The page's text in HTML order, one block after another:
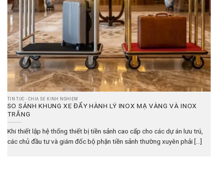
TIN TỨC - CHIA SẺ KINH NGHIỆM
SO SÁNH KHUNG XE ĐẨY HÀNH LÝ INOX MẠ VÀNG VÀ INOX
TRẮNG
Khi thiết lập hệ thống thiết bị tiền sảnh cao cấp cho các dự án lưu trú,
các chủ đầu tư và giám đốc bộ phận tiền sảnh thường xuyên phải [...]